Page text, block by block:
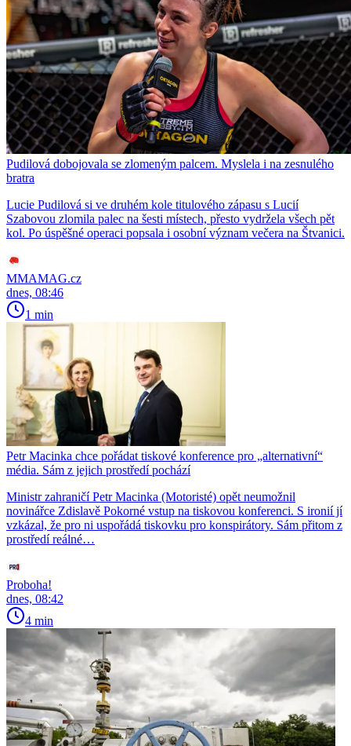
Pudilová dobojovala se zlomeným palcem. Myslela i na zesnulého
bratra
Lucie Pudilová si ve druhém kole titulového zápasu s Lucií
Szabovou zlomila palec na šesti místech, přesto vydržela všech pět
kol. Po úspěšné operaci popsala i osobní význam večera na Štvanici.
MMAMAG.cz
dnes, 08:46
1 min
Petr Macinka chce pořádat tiskové konference pro „alternativní“
média. Sám z jejich prostředí pochází
Ministr zahraničí Petr Macinka (Motoristé) opět neumožnil
novinářce Zdislavě Pokorné vstup na tiskovou konferenci. S ironií jí
vzkázal, že pro ni uspořádá tiskovku pro konspirátory. Sám přitom z
prostředí reálné…
Proboha!
dnes, 08:42
4 min